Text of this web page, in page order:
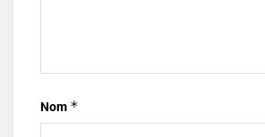
Nom *